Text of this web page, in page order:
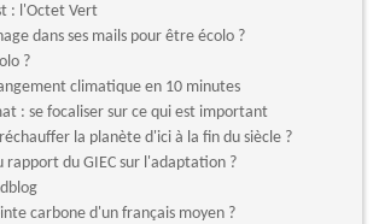
: l'Octet Vert
dans ses mails pour être écolo ?
?
climatique en 10 minutes
: se focaliser sur ce qui est important
la planète d'ici à la fin du siècle ?
rapport du GIEC sur l'adaptation ?
carbone d'un français moyen ?